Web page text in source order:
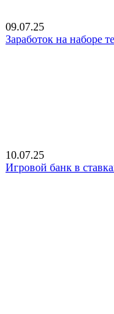
09.07.25
Заработок на наборе
10.07.25
Игровой банк в